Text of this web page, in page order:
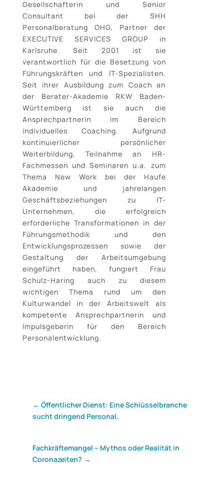
Gesellschafterin und Senior
Consultant bei der SHH
Personalberatung OHG, Partner der
EXECUTIVE SERVICES GROUP in
Karlsruhe. Seit 2001 ist sie
verantwortlich für die Besetzung von
Führungskräften und IT-Spezialisten.
Seit ihrer Ausbildung zum Coach an
der Berater-Akademie RKW Baden-
Württemberg ist sie auch die
Ansprechpartnerin im Bereich
individuelles Coaching. Aufgrund
kontinuierlicher persönlicher
Weiterbildung, Teilnahme an HR-
Fachmessen und Seminaren u.a. zum
Thema New Work bei der Haufe
Akademie und jahrelangen
Geschäftsbeziehungen zu IT-
Unternehmen, die erfolgreich
erforderliche Transformationen in der
Führungsmethodik und den
Entwicklungsprozessen sowie der
Gestaltung der Arbeitsumgebung
eingeführt haben, fungiert Frau
Schulz-Haring auch zu diesem
wichtigen Thema rund um den
Kulturwandel in der Arbeitswelt als
kompetente Ansprechpartnerin und
Impulsgeberin für den Bereich
Personalentwicklung.
← Öffentlicher Dienst: Eine Schlüsselbranche
sucht dringend Personal.
Fachkräftemangel – Mythos oder Realität in
Coronazeiten? →